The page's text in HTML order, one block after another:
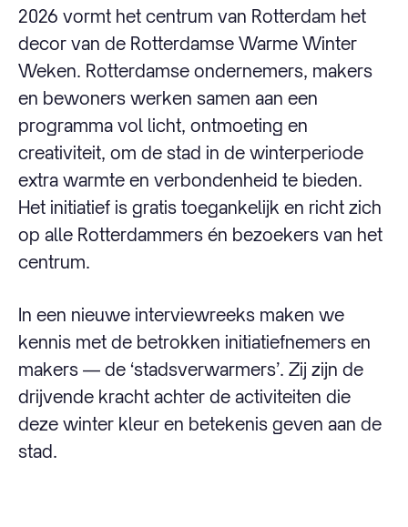
2026 vormt het centrum van Rotterdam het
decor van de Rotterdamse Warme Winter
Weken. Rotterdamse ondernemers, makers
en bewoners werken samen aan een
programma vol licht, ontmoeting en
creativiteit, om de stad in de winterperiode
extra warmte en verbondenheid te bieden.
Het initiatief is gratis toegankelijk en richt zich
op alle Rotterdammers én bezoekers van het
centrum.
In een nieuwe interviewreeks maken we
kennis met de betrokken initiatiefnemers en
makers — de ‘stadsverwarmers’. Zij zijn de
drijvende kracht achter de activiteiten die
deze winter kleur en betekenis geven aan de
stad.